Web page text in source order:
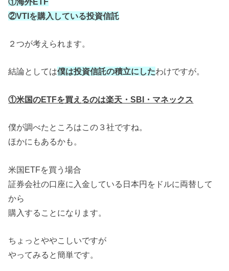
②VTIを購入している投資信託
２つが考えられます。
結論としては僕は投資信託の積立にしたわけですが。
①米国のETFを買えるのは楽天・SBI・マネックス
僕が調べたところはこの３社ですね。
ほかにもあるかも。
米国ETFを買う場合
証券会社の口座に入金している日本円をドルに両替して
から
購入することになります。
ちょっとややこしいですが
やってみると簡単です。